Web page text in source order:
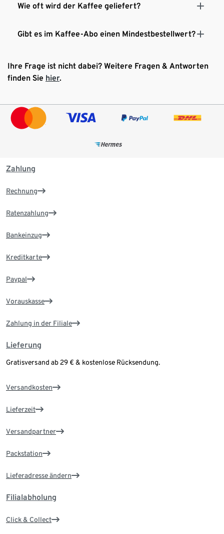
Wie oft wird der Kaffee geliefert?
Gibt es im Kaffee-Abo einen Mindestbestellwert?
Ihre Frage ist nicht dabei? Weitere Fragen & Antworten
finden Sie hier.
Zahlung
Rechnung
Ratenzahlung
Bankeinzug
Kreditkarte
Paypal
Vorauskasse
Zahlung in der Filiale
Lieferung
Gratisversand ab 29 € & kostenlose Rücksendung.
Versandkosten
Lieferzeit
Versandpartner
Packstation
Lieferadresse ändern
Filialabholung
Click & Collect